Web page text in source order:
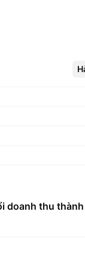
doanh thu thành